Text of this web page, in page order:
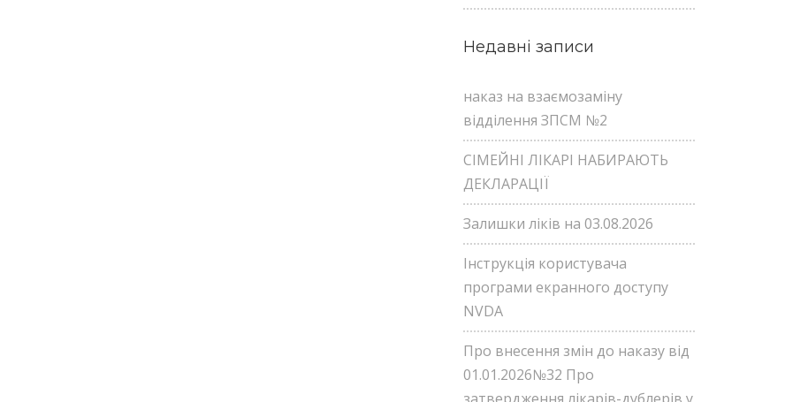
Недавні записи
наказ на взаємозаміну
відділення ЗПСМ №2
СІМЕЙНІ ЛІКАРІ НАБИРАЮТЬ
ДЕКЛАРАЦІЇ
Залишки ліків на 03.08.2026
Інструкція користувача
програми екранного доступу
NVDA
Про внесення змін до наказу від
01.01.2026№32 Про